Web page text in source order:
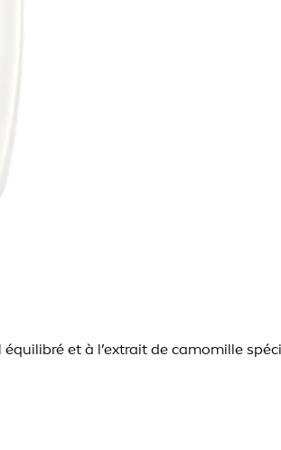
et à l’extrait de camomille